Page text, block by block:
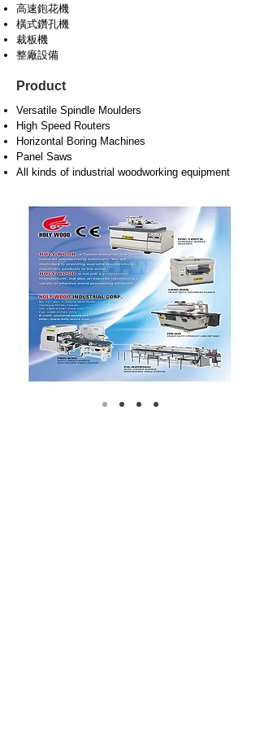
高速鉋花機
橫式鑽孔機
裁板機
整廠設備
Product
Versatile Spindle Moulders
High Speed Routers
Horizontal Boring Machines
Panel Saws
All kinds of industrial woodworking equipment